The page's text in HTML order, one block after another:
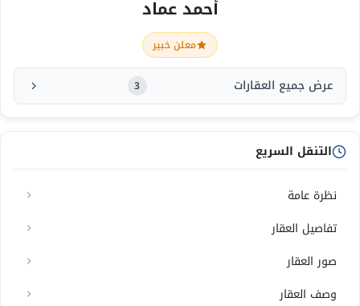
أحمد عماد
معلن خبير
عرض جميع العقارات 3
التنقل السريع
نظرة عامة
تفاصيل العقار
صور العقار
وصف العقار